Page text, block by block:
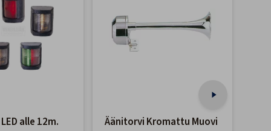
alle 12m.
Äänitorvi Kromattu Muovi